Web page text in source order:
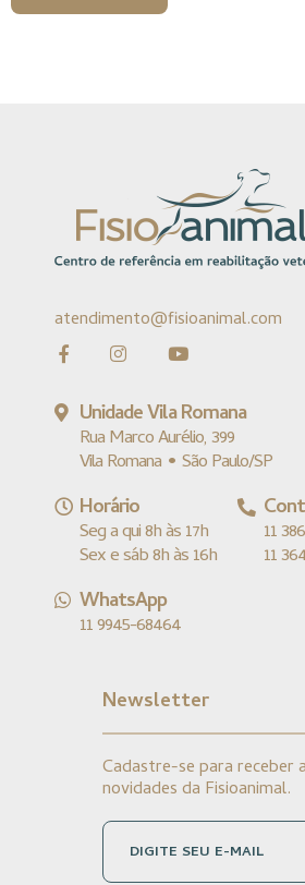
atendimento@fisioanimal.com
Unidade Vila Romana
Rua Marco Aurélio, 399
Vila Romana • São Paulo/SP
Horário
Seg a qui 8h às 17h
Sex e sáb 8h às 16h
11
11
WhatsApp
11 9945-68464
Newsletter
Cadastre-se para receber
novidades da Fisioanimal.
DIGITE SEU E-MAIL